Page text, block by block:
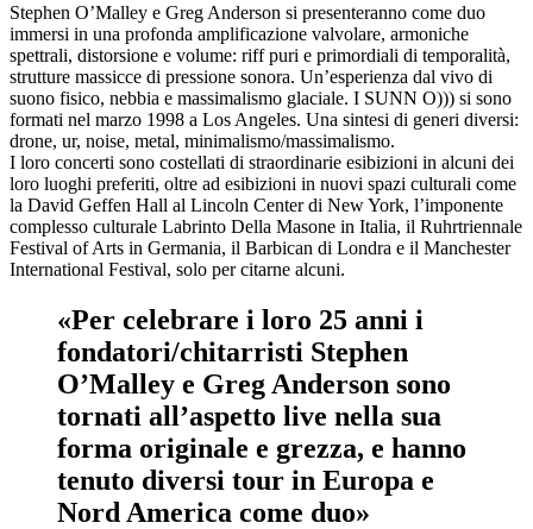
Stephen O’Malley e Greg Anderson si presenteranno come duo
immersi in una profonda amplificazione valvolare, armoniche
spettrali, distorsione e volume: riff puri e primordiali di temporalità,
strutture massicce di pressione sonora. Un’esperienza dal vivo di
suono fisico, nebbia e massimalismo glaciale. I SUNN O))) si sono
formati nel marzo 1998 a Los Angeles. Una sintesi di generi diversi:
drone, ur, noise, metal, minimalismo/massimalismo.
I loro concerti sono costellati di straordinarie esibizioni in alcuni dei
loro luoghi preferiti, oltre ad esibizioni in nuovi spazi culturali come
la David Geffen Hall al Lincoln Center di New York, l’imponente
complesso culturale Labrinto Della Masone in Italia, il Ruhrtriennale
Festival of Arts in Germania, il Barbican di Londra e il Manchester
International Festival, solo per citarne alcuni.
«Per celebrare i loro 25 anni i
fondatori/chitarristi Stephen
O’Malley e Greg Anderson sono
tornati all’aspetto live nella sua
forma originale e grezza, e hanno
tenuto diversi tour in Europa e
Nord America come duo»